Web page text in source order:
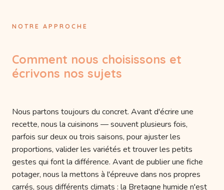
NOTRE APPROCHE
Comment nous choisissons et
écrivons nos sujets
Nous partons toujours du concret. Avant d'écrire une
recette, nous la cuisinons — souvent plusieurs fois,
parfois sur deux ou trois saisons, pour ajuster les
proportions, valider les variétés et trouver les petits
gestes qui font la différence. Avant de publier une fiche
potager, nous la mettons à l'épreuve dans nos propres
carrés, sous différents climats : la Bretagne humide n'est